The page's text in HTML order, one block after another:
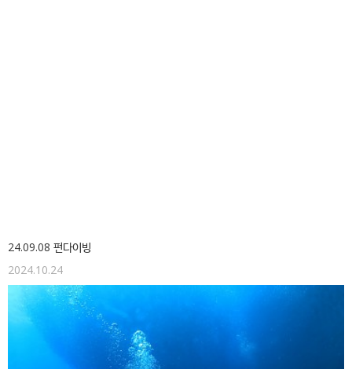
24.09.08 펀다이빙
2024.10.24